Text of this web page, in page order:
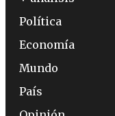
Política
Economía
Mundo
País